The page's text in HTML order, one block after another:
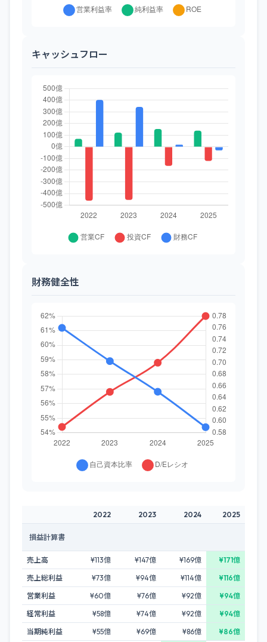
キャッシュフロー
財務健全性
2022 2023 2024 2025
損益計算書
売上高 ¥113億 ¥147億 ¥169億
¥171億
売上総利益
¥73億 ¥94億 ¥114億
¥116億
営業利益
¥60億 ¥76億 ¥92億
¥94億
経常利益
¥58億 ¥74億 ¥92億
¥94億
当期純利益
¥55億 ¥69億 ¥86億
¥86億